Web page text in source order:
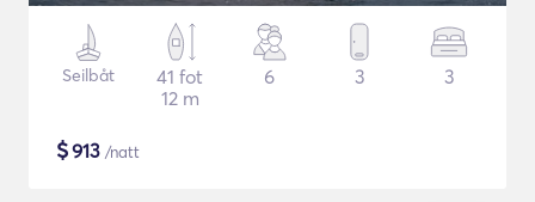
Seilbåt
41 fot
12 m
6 3 3
$913 /natt